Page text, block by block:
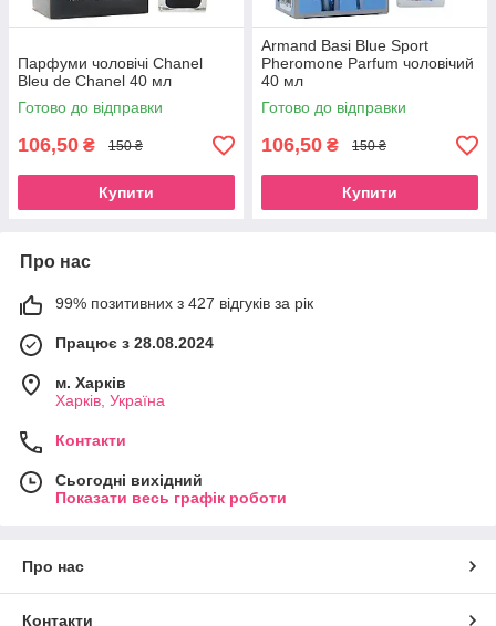
Парфуми чоловічі Chanel
Bleu de Chanel 40 мл
Готово до відправки
106,50 ₴ 150 ₴
Купити
Armand Basi Blue Sport
Pheromone Parfum чоловічий
40 мл
Готово до відправки
106,50 ₴ 150 ₴
Купити
Про нас
99% позитивних з 427 відгуків за рік
Працює з 28.08.2024
м. Харків
Харків, Україна
Контакти
Сьогодні вихідний
Показати весь графік роботи
Про нас
Контакти